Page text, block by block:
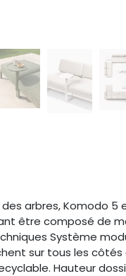
arbres, Komodo
être composé de
Système
sur tous les
Hauteur